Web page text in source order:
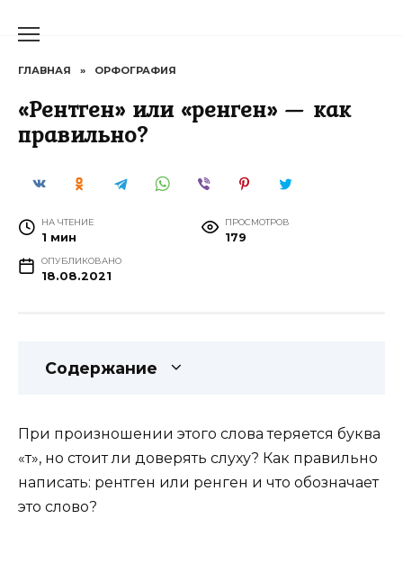
ГЛАВНАЯ » ОРФОГРАФИЯ
«Рентген» или «ренген» — как
правильно?
НА ЧТЕНИЕ
1 мин
ПРОСМОТРОВ
179
ОПУБЛИКОВАНО
18.08.2021
Содержание
При произношении этого слова теряется буква
«т», но стоит ли доверять слуху? Как правильно
написать: рентген или ренген и что обозначает
это слово?